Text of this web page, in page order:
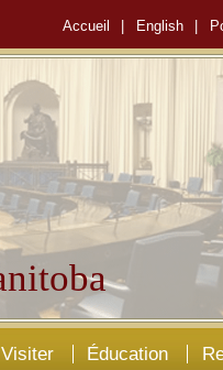
Accueil English
Visiter Éducation